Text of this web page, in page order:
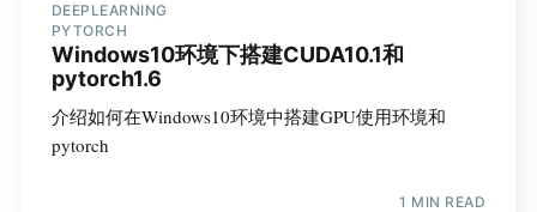
DEEPLEARNING
PYTORCH
Windows10环境下搭建CUDA10.1和
pytorch1.6
介绍如何在Windows10环境中搭建GPU使用环境和
pytorch
1 MIN READ